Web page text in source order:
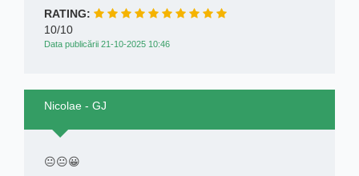
RATING:
10/10
Data publicării 21-10-2025 10:46
Nicolae - GJ
😐😐😀